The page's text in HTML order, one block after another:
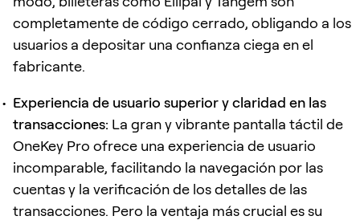
completamente de código cerrado, obligando a los
usuarios a depositar una confianza ciega en el
fabricante.
Experiencia de usuario superior y claridad en las
transacciones: La gran y vibrante pantalla táctil de
OneKey Pro ofrece una experiencia de usuario
incomparable, facilitando la navegación por las
cuentas y la verificación de los detalles de las
transacciones. Pero la ventaja más crucial es su